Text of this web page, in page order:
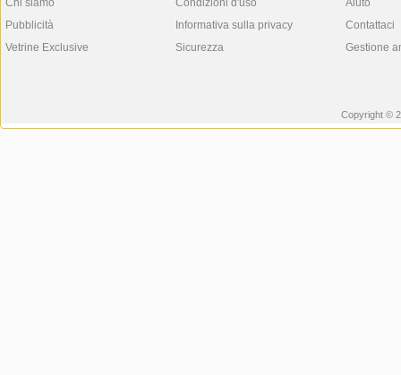
Chi siamo
Pubblicità
Vetrine Exclusive
Condizioni d'uso
Informativa sulla privacy
Sicurezza
Aiuto
Contattaci
Gestione
Copyright ©